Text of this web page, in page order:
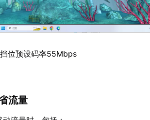
位预设码率55Mbps
流量